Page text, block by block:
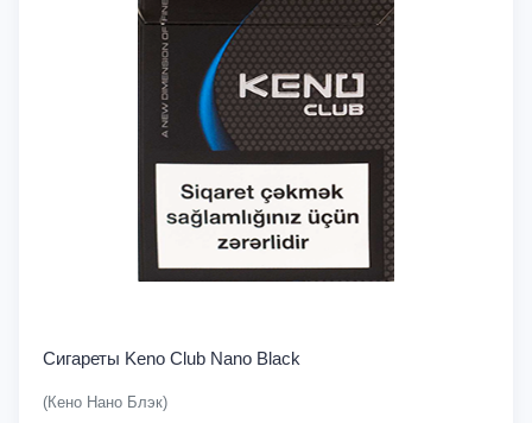
Сигареты Keno Club Nano Black
(Кено Нано Блэк)